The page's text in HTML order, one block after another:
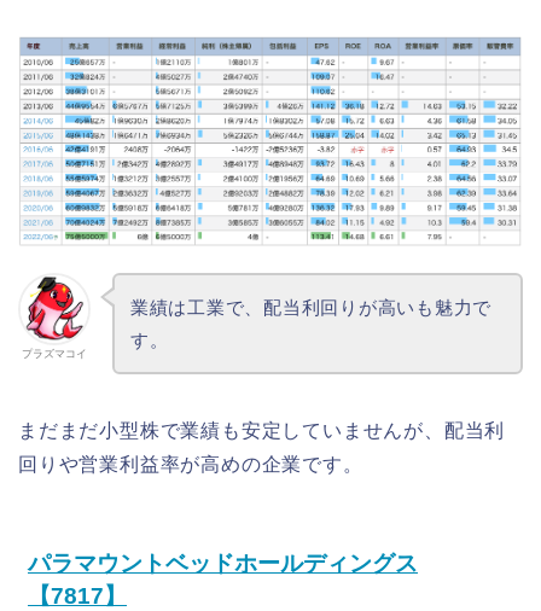
プラズマコイ
業績は工業で、配当利回りが高いも魅力で
す。
まだまだ小型株で業績も安定していませんが、配当利
回りや営業利益率が高めの企業です。
パラマウントベッドホールディングス
【7817】